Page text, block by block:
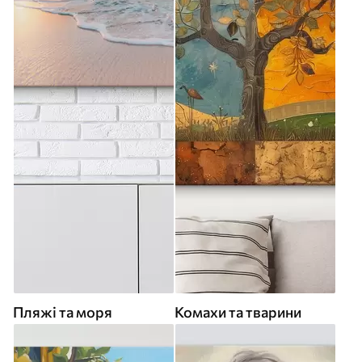
Пляжі та моря Комахи та тварини